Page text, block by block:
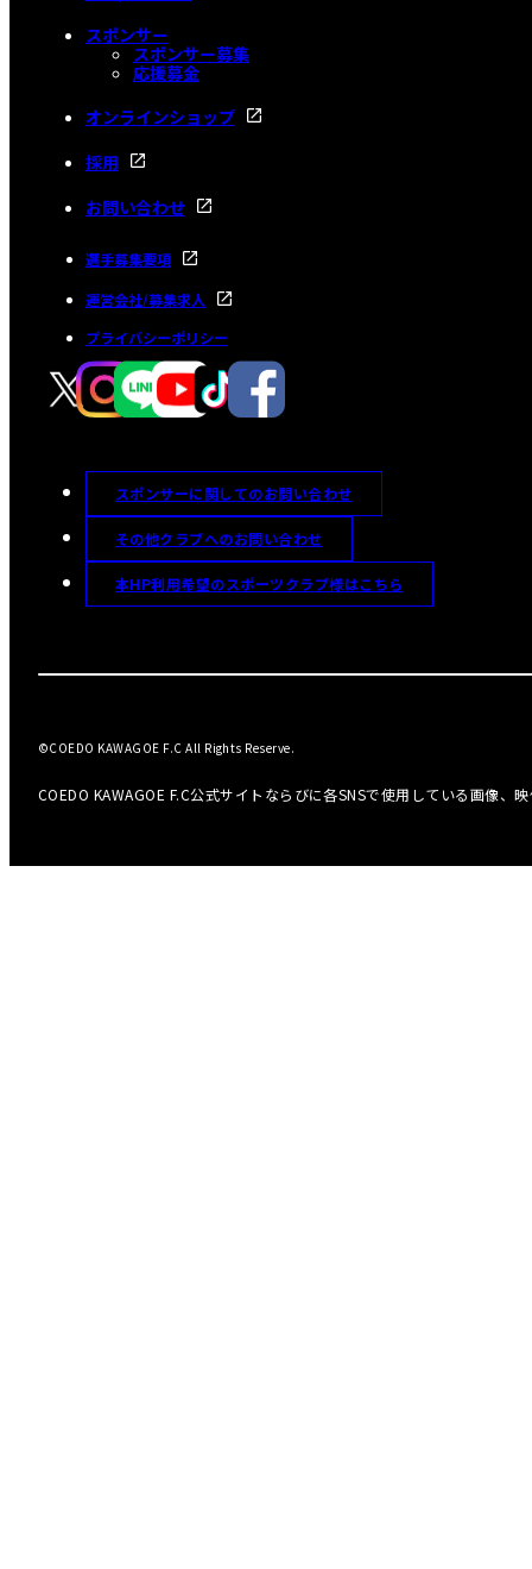
スポンサー
スポンサー募集
応援募金
オンラインショップ
採用
お問い合わせ
選手募集要項
運営会社/募集求人
プライバシーポリシー
スポンサーに関してのお問い合わせ
その他クラブへのお問い合わせ
本HP利用希望のスポーツクラブ様はこちら
COEDO KAWAGOE F.C公式サイトならびに各SNSで使用している画像、
©COEDO KAWAGOE F.C All Rights Reserve.